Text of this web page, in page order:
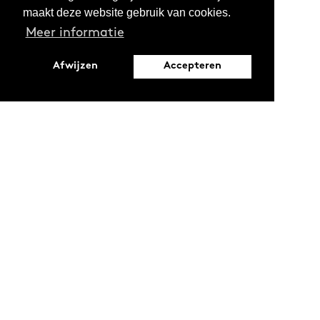
maakt deze website gebruik van cookies.
Meer informatie
Afwijzen Accepteren